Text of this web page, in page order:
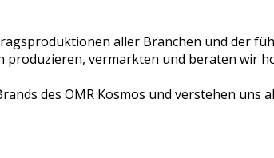
aller Branchen und der
vermarkten und beraten wir
des OMR Kosmos und verstehen uns